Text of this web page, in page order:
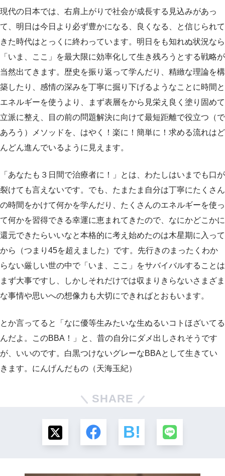
現代の日本では、右肩上がりで社会が成長する見込みがあっ
て、明日は今日より必ず豊かになる、良くなる、と信じられて
きた時代はとっくに終わっています。明日をも知れぬ状況なら
「いま、ここ」を最大限に効率化して生き残ろうとする戦略が
当然出てきます。歴史を振り返って学んだり、精緻な理論を構
築したり、感情の深みを丁寧に掘り下げるようなことに時間と
エネルギーを使うより、まず表層をから見栄え良く塗り固めて
立派に整え、目の前の問題解決に向けて最短距離で役立つ（で
あろう）メソッドを、はやく！楽に！簡単に！求める流れはど
んどん進んでいるように見えます。
「あなたも３日間で治療者に！」とは、わたしはいまでも口が
裂けても言えないです。でも、たまたま自分は丁寧にたくさん
の時間をかけて何かを学んだり、たくさんのエネルギーを使っ
て何かを習得できる幸運に恵まれてきたので、なにかどこかに
還元できたらいいなと本格的に考え始めたのは木星期に入って
から（つまり45を超えました）です。先行きのまったくわか
らない厳しい世の中で「いま、ここ」をサバイバルすることは
まず大事ですし、しかしそれだけでは収まりきらないさまざま
な事情や思いへの想像力も大切にできればとおもいます。
とか言ってると「なに優等生みたいな生ぬるいコトほざいてる
んだよ。このBBA！」と、昔の自分にダメ出しされそうです
が、いいのです。白黒つけないグレーなBBAとして生きてい
きます。にんげんだもの（天海玉紀）
SHARE